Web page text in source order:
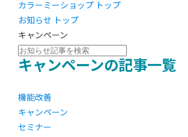
カラーミーショップ トップ
お知らせ トップ
キャンペーン
キャンペーンの記事一覧
機能改善
キャンペーン
セミナー